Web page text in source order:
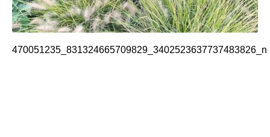
470051235_831324665709829_3402523637737483826_n